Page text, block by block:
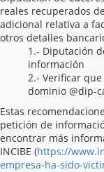
reales recuperados
adicional relativa a
otros detalles
1.- Diputación
información
2.- Verificar
dominio @dip-
Estas
petición de
encontrar más
INCIBE (https://
empresa-ha-sido-